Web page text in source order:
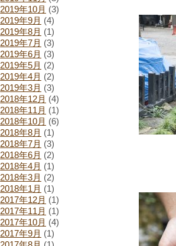
2019年10月 (3)
2019年9月 (4)
2019年8月 (1)
2019年7月 (3)
2019年6月 (3)
2019年5月 (2)
2019年4月 (2)
2019年3月 (3)
2018年12月 (4)
2018年11月 (1)
2018年10月 (6)
2018年8月 (1)
2018年7月 (3)
2018年6月 (2)
2018年4月 (1)
2018年3月 (2)
2018年1月 (1)
2017年12月 (1)
2017年11月 (1)
2017年10月 (4)
2017年9月 (1)